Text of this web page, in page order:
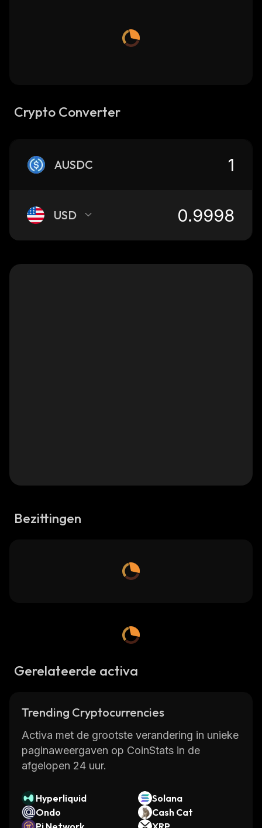
Crypto Converter
AUSDC
USD
Bezittingen
Gerelateerde activa
Trending Cryptocurrencies
Activa met de grootste verandering in unieke
paginaweergaven op CoinStats in de
afgelopen 24 uur.
Hyperliquid
Solana
Ondo
Cash Cat